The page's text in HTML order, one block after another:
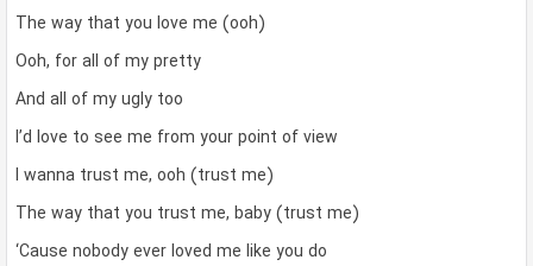
The way that you love me (ooh)
Ooh, for all of my pretty
And all of my ugly too
I’d love to see me from your point of view
I wanna trust me, ooh (trust me)
The way that you trust me, baby (trust me)
‘Cause nobody ever loved me like you do